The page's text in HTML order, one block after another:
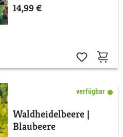
14,99 €
verfügbar
Waldheidelbeere |
Blaubeere